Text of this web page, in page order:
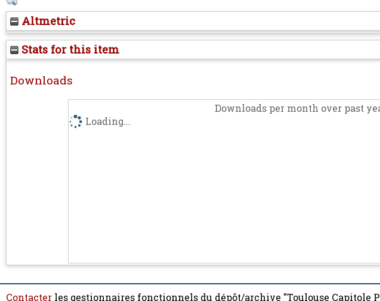
Altmetric
Stats for this item
Downloads
Downloads per month over past
Loading...
Contacter les gestionnaires fonctionnels du dépôt/archive "Toulouse Capitole